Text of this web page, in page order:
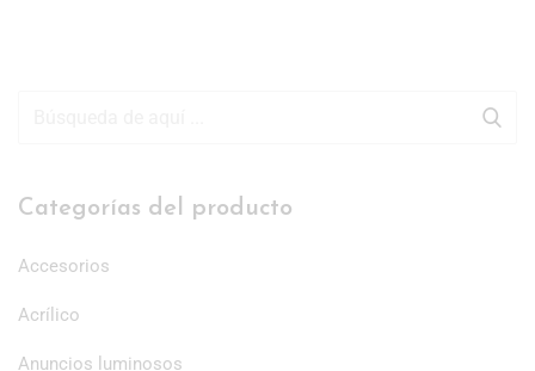
Categorías del producto
Accesorios
Acrílico
Anuncios luminosos